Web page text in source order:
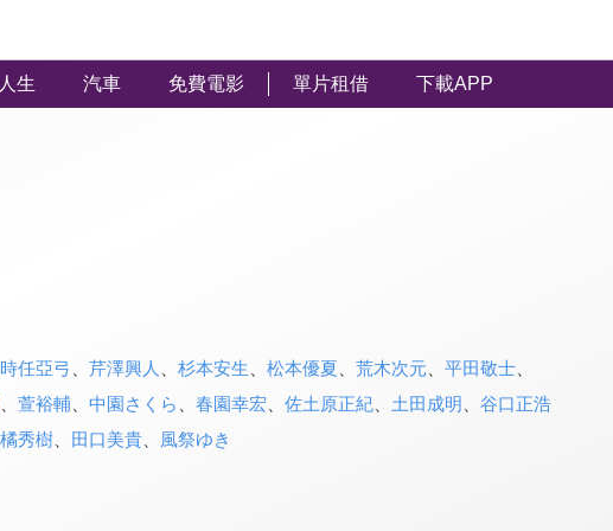
生 汽車 免費電影 單片租借 下載APP
時任亞弓 芹澤興人 杉本安生 松本優夏 荒木次元、 平田敬士、
萱裕輔、 中園さくら 春園幸宏 佐土原正紀、 土田成明
谷口正浩
橘秀樹、 田口美貴、 風祭ゆき